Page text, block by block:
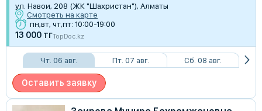
ул. Навои, 208 (ЖК "Шахристан"), Алматы
Смотреть на карте
пн,вт, чт,пт: 10:00-19:00
13 000 тгTopDoc.kz
Чт. 06 авг. Пт. 07 авг. Сб. 08 авг.
Оставить заявку